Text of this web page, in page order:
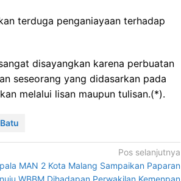
terduga penganiayaan terhadap
disayangkan karena perbuatan
seseorang yang didasarkan pada
melalui lisan maupun tulisan.(*).
Pos selanjutnya
MAN 2 Kota Malang Sampaikan Paparan
WBBM Dihadapan Perwakilan Kemenpan